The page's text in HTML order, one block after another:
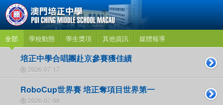
全部 學校動態 學生獎項 其他資訊 媒體報導
培正中學合唱團赴京參賽獲佳績
2026-07-17
RoboCup世界賽 培正奪項目世界第一
2026-07-08